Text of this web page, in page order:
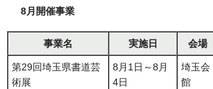
8月開催事業
事業名 実施日 会場
第29回埼玉県書道芸
術展
8月1日～8月
4日
埼玉会
館